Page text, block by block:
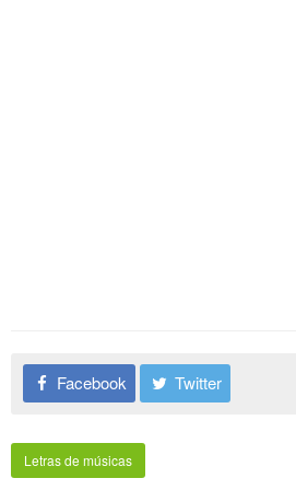
Facebook Twitter
Letras de músicas